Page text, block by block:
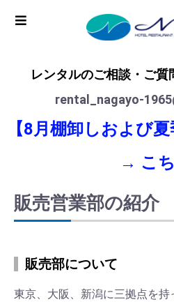
レンタルのご相談・ご質
rental_nagayo-
【8月棚卸しおよび
→ こ
販売営業部の紹介
販売部について
東京、大阪、新潟に三拠点を